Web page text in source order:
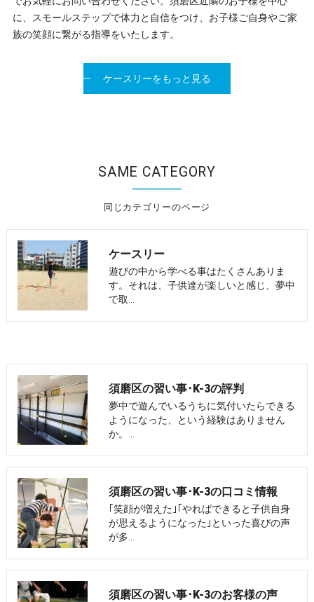
に、スモールステップで体力と自信をつけ、お子様ご自身やご家
族の笑顔に繋がる指導をいたします。
ケースリーをもっと見る
同じカテゴリーのページ
SAME CATEGORY
ケースリー
遊びの中から学べる事はたくさんありま
す。それは、子供達が楽しいと感じ、夢中
で取…
須磨区の習い事･K-3の評判
夢中で遊んでいるうちに気付いたらできる
ようになった、という経験はありません
か。…
須磨区の習い事･K-3の口コミ情報
｢笑顔が増えた｣｢やればできると子供自身
が思えるようになった｣といった喜びの声
が多…
須磨区の習い事･K-3のお客様の声